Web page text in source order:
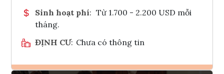
Sinh hoạt phí: Từ 1.700 - 2.200 USD mỗi
tháng.
ĐỊNH CƯ: Chưa có thông tin